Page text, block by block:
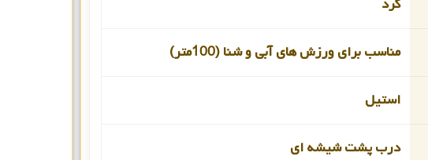
گرد
مناسب برای ورزش های آبی و شنا (100متر)
استیل
درب پشت شیشه ای